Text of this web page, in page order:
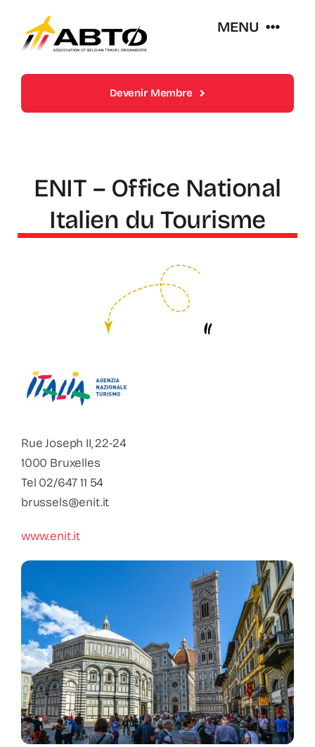
content
MENU
Over Abto
Lidmaatschappen
Trends En Evoluties Van De Reissector
ABC Van De Toeristische Terminologie
Français
Nederlands
Devenir Membre
ENIT – Office National
Italien du Tourisme
Rue Joseph II, 22-24
1000 Bruxelles
Tel 02/647 11 54
brussels@enit.it
www.enit.it